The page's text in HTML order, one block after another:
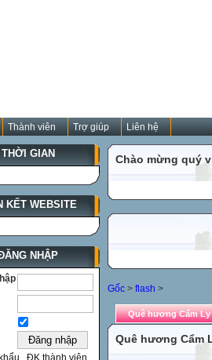
Thành viên Trợ giúp Liên hệ
THỜI GIAN
KẾT WEBSITE
NHẬP
ĐK thành viên
Chào mừng quý
Gốc > flash >
Quê hương Cẩm
Quê hương Cẩm